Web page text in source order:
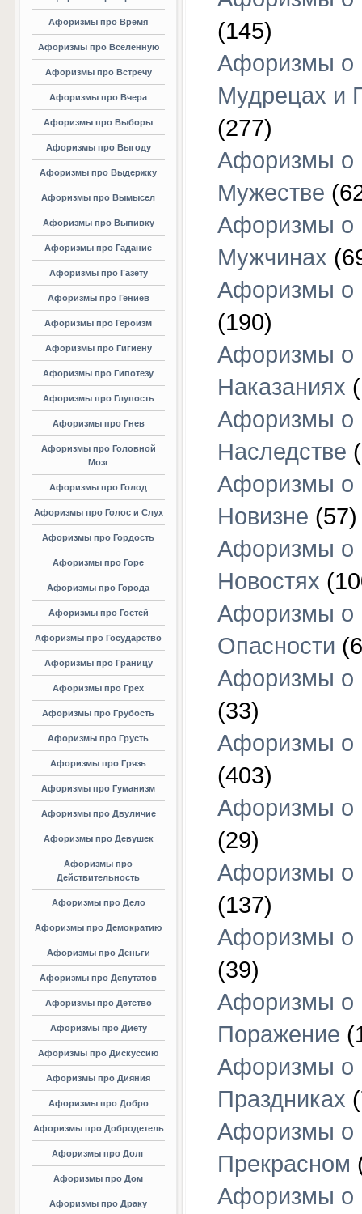
Афоризмы про Время
Афоризмы про Вселенную
Афоризмы про Встречу
Афоризмы про Вчера
Афоризмы про Выборы
Афоризмы про Выгоду
Афоризмы про Выдержку
Афоризмы про Вымысел
Афоризмы про Выпивку
Афоризмы про Гадание
Афоризмы про Газету
Афоризмы про Гениев
Афоризмы про Героизм
Афоризмы про Гигиену
Афоризмы про Гипотезу
Афоризмы про Глупость
Афоризмы про Гнев
Афоризмы про Головной
Мозг
Афоризмы про Голод
Афоризмы про Голос и Слух
Афоризмы про Гордость
Афоризмы про Горе
Афоризмы про Города
Афоризмы про Гостей
Афоризмы про Государство
Афоризмы про Границу
Афоризмы про Грех
Афоризмы про Грубость
Афоризмы про Грусть
Афоризмы про Грязь
Афоризмы про Гуманизм
Афоризмы про Двуличие
Афоризмы про Девушек
Афоризмы про
Действительность
Афоризмы про Дело
Афоризмы про Демократию
Афоризмы про Деньги
Афоризмы про Депутатов
Афоризмы про Детство
Афоризмы про Диету
Афоризмы про Дискуссию
Афоризмы про Дияния
Афоризмы про Добро
Афоризмы про Добродетель
Афоризмы про Долг
Афоризмы про Дом
Афоризмы про Драку
(145)
Афоризмы о
Мудрецах и
(277)
Афоризмы о
Мужестве
Афоризмы о
Мужчинах
Афоризмы о
(190)
Афоризмы о
Наказаниях
Афоризмы о
Наследстве
Афоризмы о
Новизне (57)
Афоризмы о
Новостях
Афоризмы о
Опасности
Афоризмы о
(33)
Афоризмы
(403)
Афоризмы о
(29)
Афоризмы о
(137)
Афоризмы о
(39)
Афоризмы о
Поражение
Афоризмы о
Праздниках
Афоризмы о
Прекрасном
Афоризмы о